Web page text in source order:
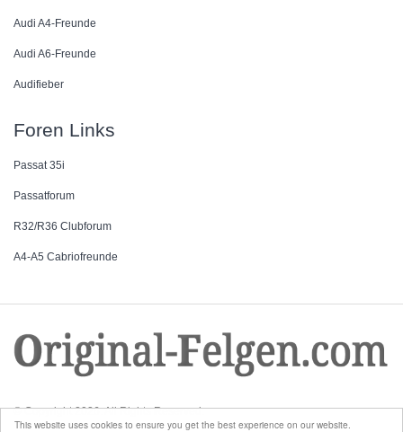
This website uses cookies to ensure you get the best experience on our website.
Audi A4-Freunde
Audi A6-Freunde
Audifieber
Foren Links
Passat 35i
Passatforum
R32/R36 Clubforum
A4-A5 Cabriofreunde
© Copyright 2026. All Rights Reserved.